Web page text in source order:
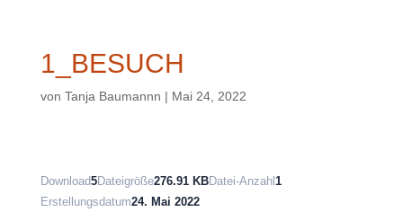
1_BESUCH
von Tanja Baumannn | Mai 24, 2022
Download5Dateigröße276.91 KBDatei-Anzahl 1
Erstellungsdatum24. Mai 2022